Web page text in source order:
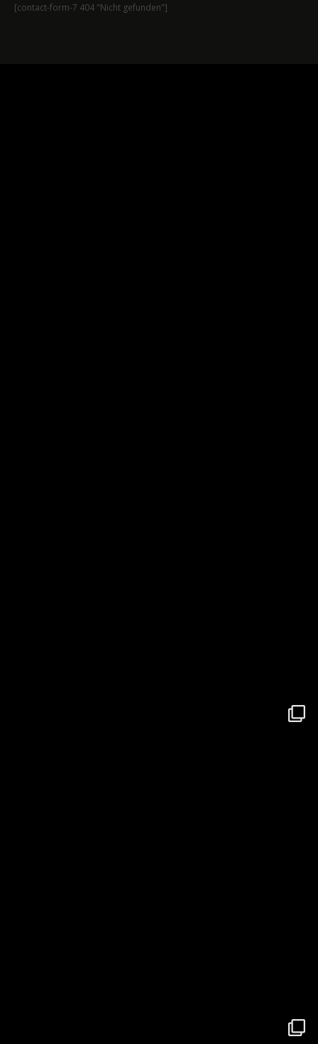
[contact-form-7 404 "Nicht gefunden"]